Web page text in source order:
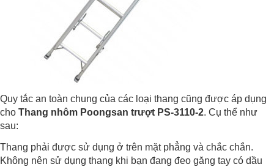
Quy tắc an toàn chung của các loại thang cũng được áp dụng
cho Thang nhôm Poongsan trượt PS-3110-2. Cụ thể như
sau:
Thang phải được sử dụng ở trên mặt phẳng và chắc chắn.
Không nên sử dụng thang khi bạn đang đeo găng tay có dầu